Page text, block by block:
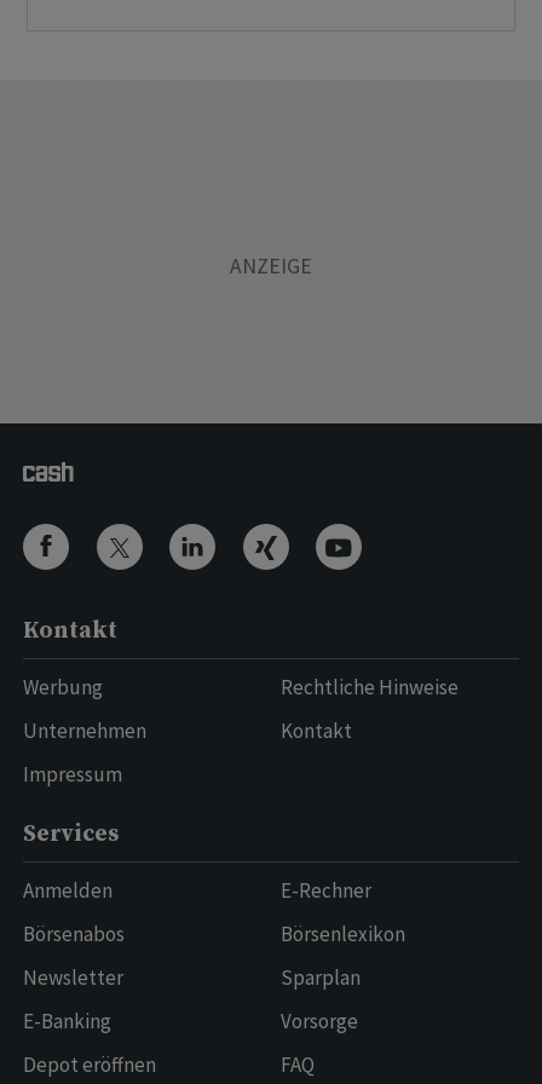
Kontakt
Werbung
Unternehmen
Impressum
Rechtliche Hinweise
Kontakt
Services
Anmelden
Börsenabos
Newsletter
E-Banking
Depot eröffnen
E-Rechner
Börsenlexikon
Sparplan
Vorsorge
FAQ